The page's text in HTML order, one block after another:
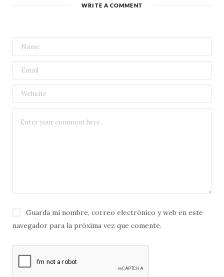
e
WRITE A COMMENT
Guarda mi nombre, correo electrónico y web en este
navegador para la próxima vez que comente.